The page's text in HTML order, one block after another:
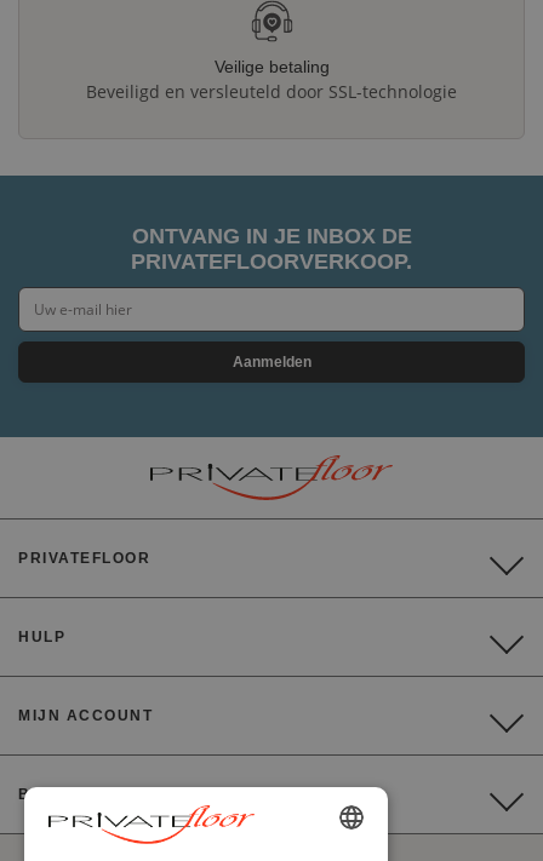
Veilige betaling
Beveiligd en versleuteld door SSL-technologie
ONTVANG IN JE INBOX DE
PRIVATEFLOORVERKOOP.
Aanmelden
PRIVATEFLOOR
HULP
MIJN ACCOUNT
BETALING